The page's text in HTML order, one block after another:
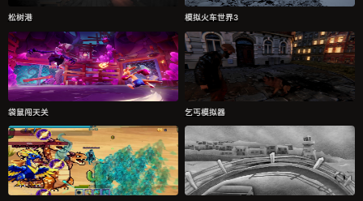
松树港 模拟火车世界3
袋鼠闯天关 乞丐模拟器